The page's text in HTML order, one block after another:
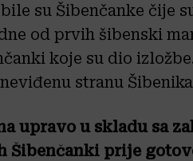
su Šibenčanke čije
od prvih šibenski
koje su dio
stranu
upravo u skladu sa
prije